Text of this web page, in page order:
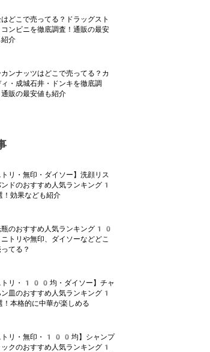
どこで売ってる？ドラッグスト
コンビニを徹底調査！通販の最安
介
カンナッツはどこで売ってる？カ
ィ・成城石井・ドンキを徹底調
販の最安値も紹介
トリ・無印・ダイソー】洗顔リス
ンドのおすすめ人気ランキング1
効果なども紹介
瓶のおすすめ人気ランキング10
トリや無印、ダイソーなどどこ
てる？
トリ・100均・ダイソー】チャ
ン皿のおすすめ人気ランキング1
本格的に中華が楽しめる
トリ・無印・100均】シャンプ
ックのおすすめ人気ランキング1